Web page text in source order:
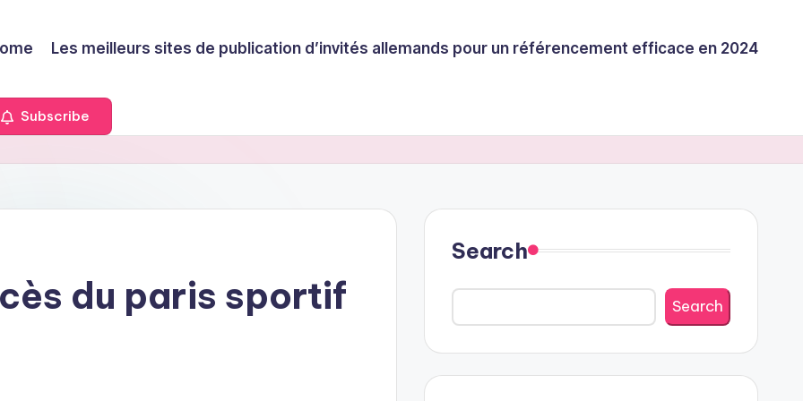
Les meilleurs sites de publication d’invités allemands pour un référencement efficace en 2024
Subscribe
du paris sportif
Search
Search